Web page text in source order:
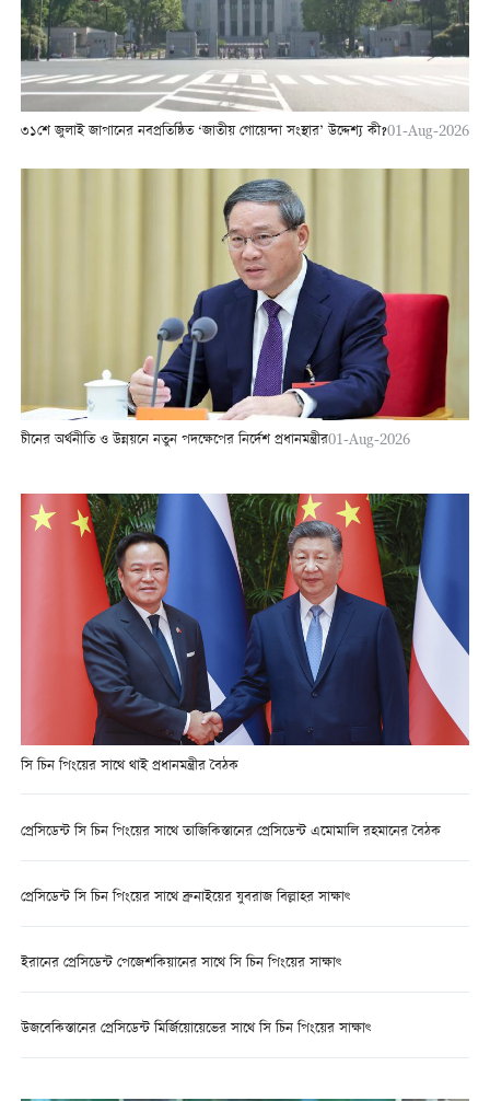
৩১শে জুলাই জাপানের নবপ্রতিষ্ঠিত ‘জাতীয় গোয়েন্দা সংস্থার’ উদ্দেশ্য কী?01-Aug-2026
চীনের অর্থনীতি ও উন্নয়নে নতুন পদক্ষেপের নির্দেশ প্রধানমন্ত্রীর01-Aug-2026
সি চিন পিংয়ের সাথে থাই প্রধানমন্ত্রীর বৈঠক
প্রেসিডেন্ট সি চিন পিংয়ের সাথে তাজিকিস্তানের প্রেসিডেন্ট এমোমালি রহমানের বৈঠক
প্রেসিডেন্ট সি চিন পিংয়ের সাথে ব্রুনাইয়ের যুবরাজ বিল্লাহর সাক্ষাৎ
ইরানের প্রেসিডেন্ট পেজেশকিয়ানের সাথে সি চিন পিংয়ের সাক্ষাৎ
উজবেকিস্তানের প্রেসিডেন্ট মির্জিয়োয়েভের সাথে সি চিন পিংয়ের সাক্ষাৎ